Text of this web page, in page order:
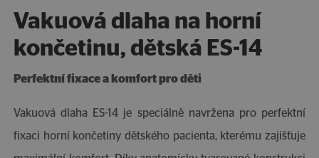
Vakuová dlaha na horní
končetinu, dětská ES-14
Perfektní fixace a komfort pro děti
Vakuová dlaha ES-14 je speciálně navržena pro perfektní
fixaci horní končetiny dětského pacienta, kterému zajišťuje